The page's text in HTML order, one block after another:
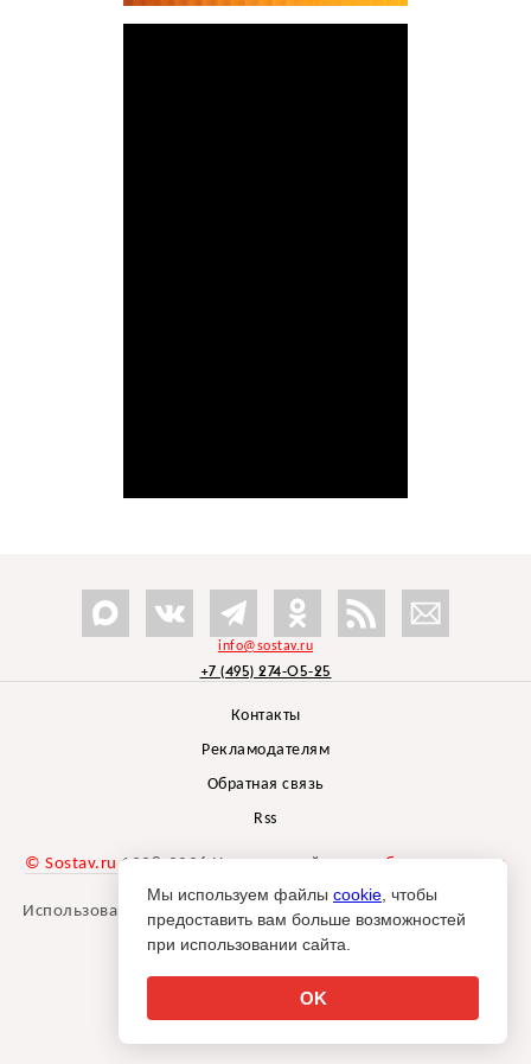
info@sostav.ru
+7 (495) 274-05-25
Контакты
Рекламодателям
Обратная связь
Rss
© Sostav.ru 1998-2026 Независимый проектбрендингового
агентства Depot
Использование материалов Sostav.ru допустимо только при
указании источника.
Мы используем файлы cookie , чтобы
предоставить вам больше возможностей
при использовании сайта.
OK